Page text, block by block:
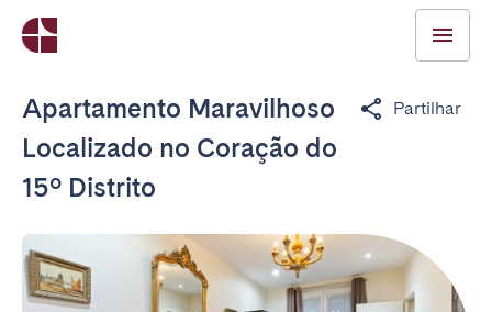
Apartamento Maravilhoso
Localizado no Coração do
15º Distrito
Partilhar